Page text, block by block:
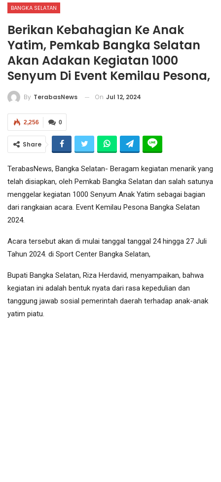
BANGKA SELATAN
Berikan Kebahagian Ke Anak
Yatim, Pemkab Bangka Selatan
Akan Adakan Kegiatan 1000
Senyum Di Event Kemilau Pesona,
By TerabasNews On Jul 12, 2024
0
2,256
Share
TerabasNews, Bangka Selatan- Beragam kegiatan menarik yang
telah disiapkan, oleh Pemkab Bangka Selatan dan salah satunya
menggelar kegiatan 1000 Senyum Anak Yatim sebagai bagian
dari rangkaian acara. Event Kemilau Pesona Bangka Selatan
2024.
Acara tersebut akan di mulai tanggal tanggal 24 hingga 27 Juli
Tahun 2024. di Sport Center Bangka Selatan,
Bupati Bangka Selatan, Riza Herdavid, menyampaikan, bahwa
kegiatan ini adalah bentuk nyata dari rasa kepedulian dan
tanggung jawab sosial pemerintah daerah terhadap anak-anak
yatim piatu.